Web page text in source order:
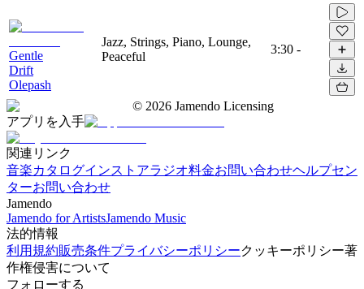
Gentle
Drift
Olepash
Jazz, Strings, Piano, Lounge,
Peaceful
3:30 -
© 2026 Jamendo Licensing
アプリを入手
関連リンク
音楽カタログインストアラジオ料金お問い合わせヘルプセン
ターお問い合わせ
Jamendo
Jamendo for ArtistsJamendo Music
法的情報
利用規約販売条件プライバシーポリシークッキーポリシー著
作権侵害について
フォローする